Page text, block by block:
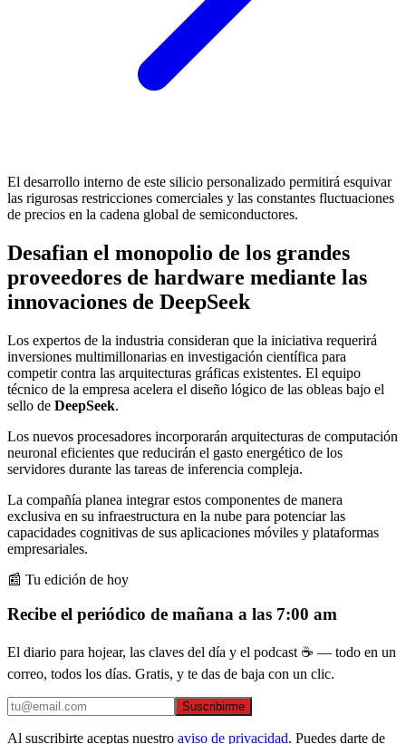
El desarrollo interno de este silicio personalizado permitirá esquivar
las rigurosas restricciones comerciales y las constantes fluctuaciones
de precios en la cadena global de semiconductores.
Desafian el monopolio de los grandes
proveedores de hardware mediante las
innovaciones de DeepSeek
Los expertos de la industria consideran que la iniciativa requerirá
inversiones multimillonarias en investigación científica para
competir contra las arquitecturas gráficas existentes. El equipo
técnico de la empresa acelera el diseño lógico de las obleas bajo el
sello de DeepSeek.
Los nuevos procesadores incorporarán arquitecturas de computación
neuronal eficientes que reducirán el gasto energético de los
servidores durante las tareas de inferencia compleja.
La compañía planea integrar estos componentes de manera
exclusiva en su infraestructura en la nube para potenciar las
capacidades cognitivas de sus aplicaciones móviles y plataformas
empresariales.
📰 Tu edición de hoy
Recibe el periódico de mañana a las 7:00 am
El diario para hojear, las claves del día y el podcast ☕ — todo en un
correo, todos los días. Gratis, y te das de baja con un clic.
Suscribirme
Al suscribirte aceptas nuestro aviso de privacidad. Puedes darte de